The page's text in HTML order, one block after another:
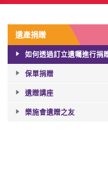
遺產捐贈
如何透過訂立遺囑進行捐
保單捐贈
遺贈講座
樂施會遺贈之友